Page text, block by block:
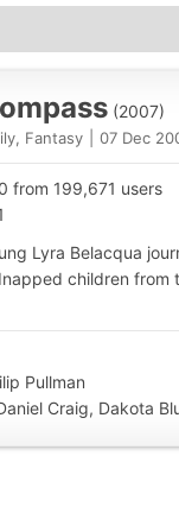
(2007)
Fantasy 07 Dec
from 199,671 users
Lyra Belacqua
children from
Pullman
Craig, Dakota